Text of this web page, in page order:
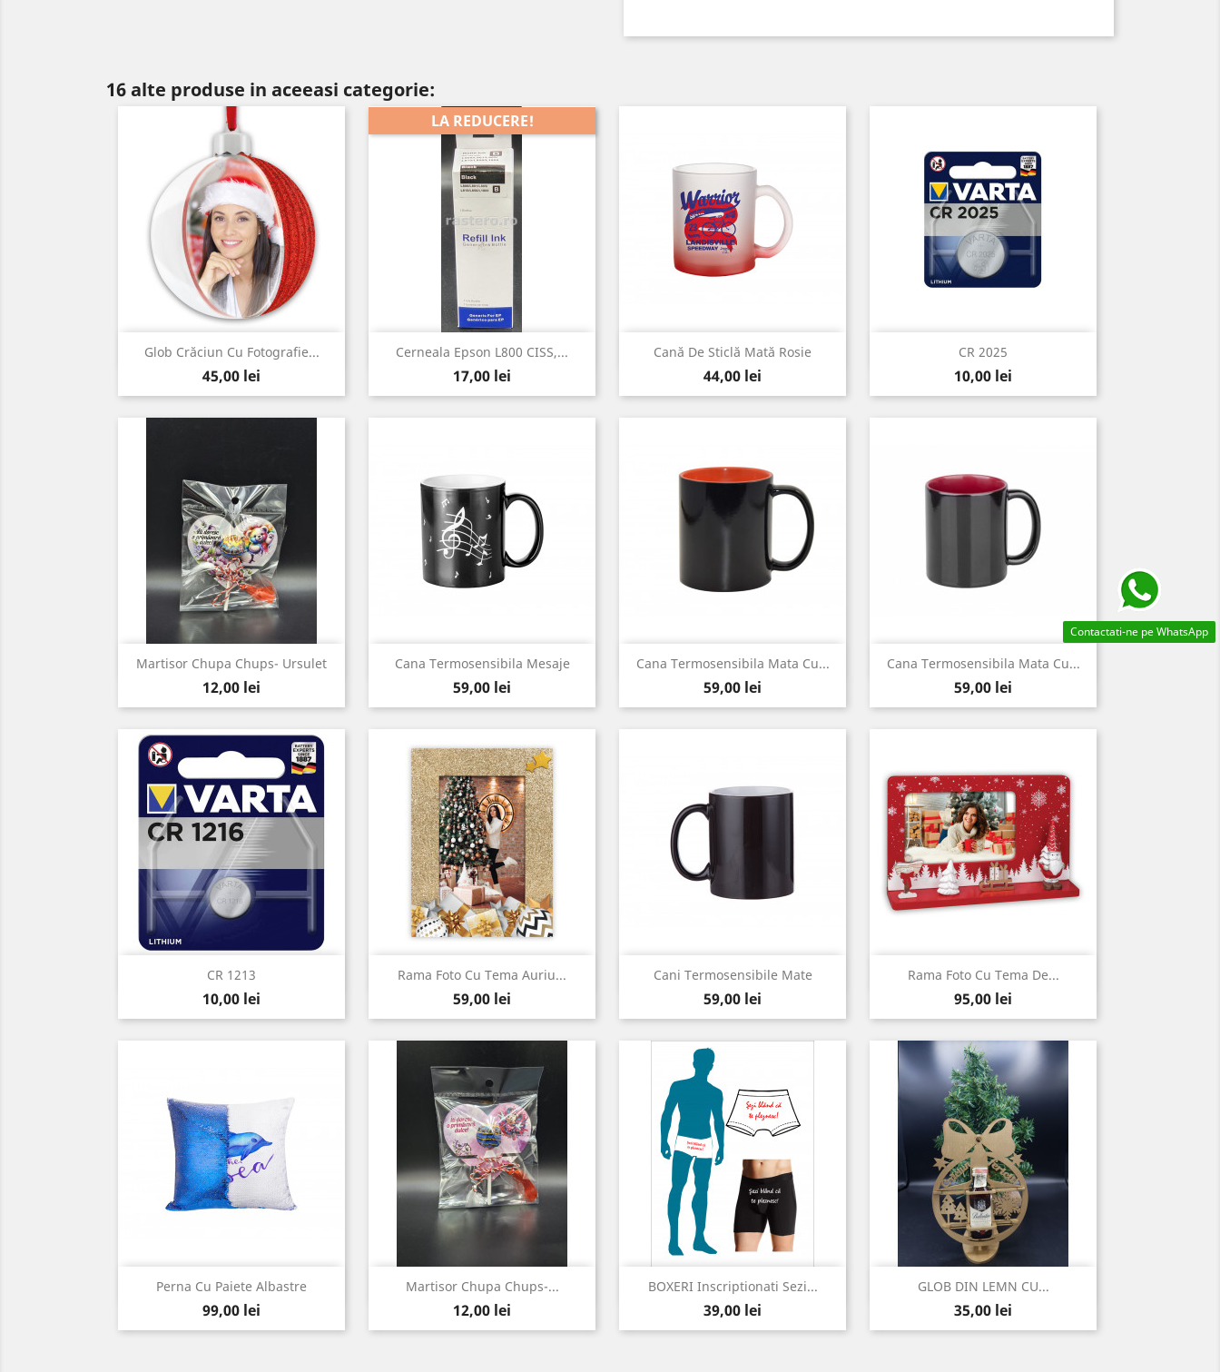
16 alte produse in aceeasi categorie:
Glob Crăciun Cu Fotografie...
Pret
45,00 lei
Vizualizare rapida Cerneala Epson L800 CISS,...
Pret
17,00 lei
LA REDUCERE!
Vizualizare rapida Cană De Sticlă Mată Rosie
Pret
44,00 lei
Vizualizare rapida CR 2025
Pret
10,00 lei
Vizualizare rapida
Martisor Chupa Chups- Ursulet
Pret
12,00 lei
Vizualizare rapida Cana Termosensibila Mesaje
Pret
59,00 lei
Vizualizare rapida Cana Termosensibila Mata Cu...
Pret
59,00 lei
Vizualizare rapida Cana Termosensibila Mata Cu...
Pret
59,00 lei
Vizualizare rapida
CR 1213
Pret
10,00 lei
Vizualizare rapida Rama Foto Cu Tema Auriu...
Pret
59,00 lei
Vizualizare rapida Cani Termosensibile Mate
Pret
59,00 lei
 Vizualizare rapida
RosuNegruAlbastru
Inchis
Rama Foto Cu Tema De...
Pret
95,00 lei
Vizualizare rapida
Perna Cu Paiete Albastre
Pret
99,00 lei
Vizualizare rapida Martisor Chupa Chups-...
Pret
12,00 lei
Vizualizare rapida BOXERI Inscriptionati Sezi...
Pret
39,00 lei
Vizualizare rapida GLOB DIN LEMN CU...
Pret
35,00 lei
Vizualizare rapida
Contactati-ne pe WhatsApp